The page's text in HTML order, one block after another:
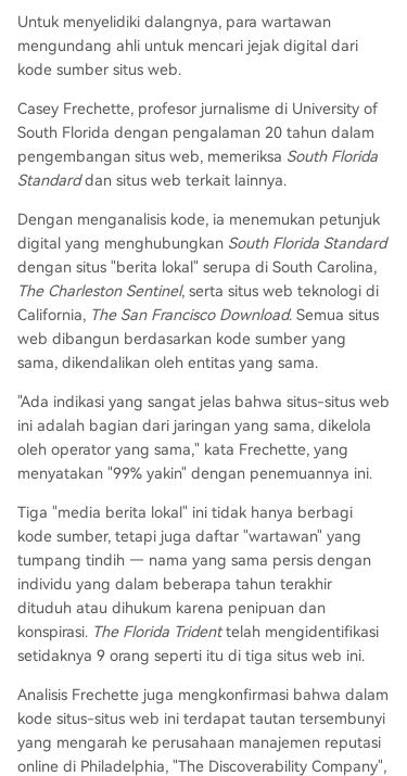
Untuk menyelidiki dalangnya, para wartawan
mengundang ahli untuk mencari jejak digital dari
kode sumber situs web.
Casey Frechette, profesor jurnalisme di University of
South Florida dengan pengalaman 20 tahun dalam
pengembangan situs web, memeriksa South Florida
Standarddan situs web terkait lainnya.
Dengan menganalisis kode, ia menemukan petunjuk
digital yang menghubungkan South Florida Standard
dengan situs "berita lokal" serupa di South Carolina,
The Charleston Sentinel, serta situs web teknologi di
California, The San Francisco Download. Semua situs
web dibangun berdasarkan kode sumber yang
sama, dikendalikan oleh entitas yang sama.
"Ada indikasi yang sangat jelas bahwa situs-situs web
ini adalah bagian dari jaringan yang sama, dikelola
oleh operator yang sama," kata Frechette, yang
menyatakan "99% yakin" dengan penemuannya ini.
Tiga "media berita lokal" ini tidak hanya berbagi
kode sumber, tetapi juga daftar "wartawan" yang
tumpang tindih — nama yang sama persis dengan
individu yang dalam beberapa tahun terakhir
dituduh atau dihukum karena penipuan dan
konspirasi. The Florida Tridenttelah mengidentifikasi
setidaknya 9 orang seperti itu di tiga situs web ini.
Analisis Frechette juga mengkonfirmasi bahwa dalam
kode situs-situs web ini terdapat tautan tersembunyi
yang mengarah ke perusahaan manajemen reputasi
online di Philadelphia, "The Discoverability Company",